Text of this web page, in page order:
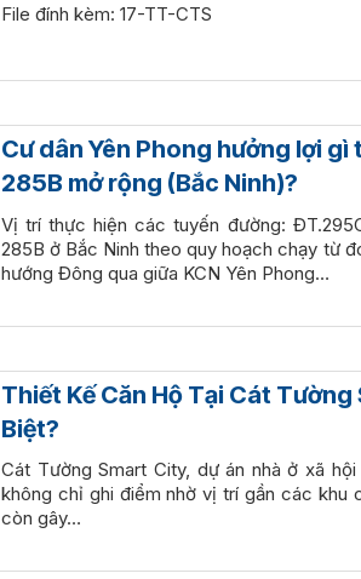
File đính kèm: 17-TT-CTS
Cư dân Yên Phong hưởng lợi
285B mở rộng (Bắc Ninh)?
Vị trí thực hiện các tuyến đường:
285B ở Bắc Ninh theo quy hoạch chạy từ
hướng Đông qua giữa KCN Yên Phong…
Thiết Kế Căn Hộ Tại Cát
Biệt?
Cát Tường Smart City, dự án nhà ở xã
không chỉ ghi điểm nhờ vị trí gần các khu
còn gây…